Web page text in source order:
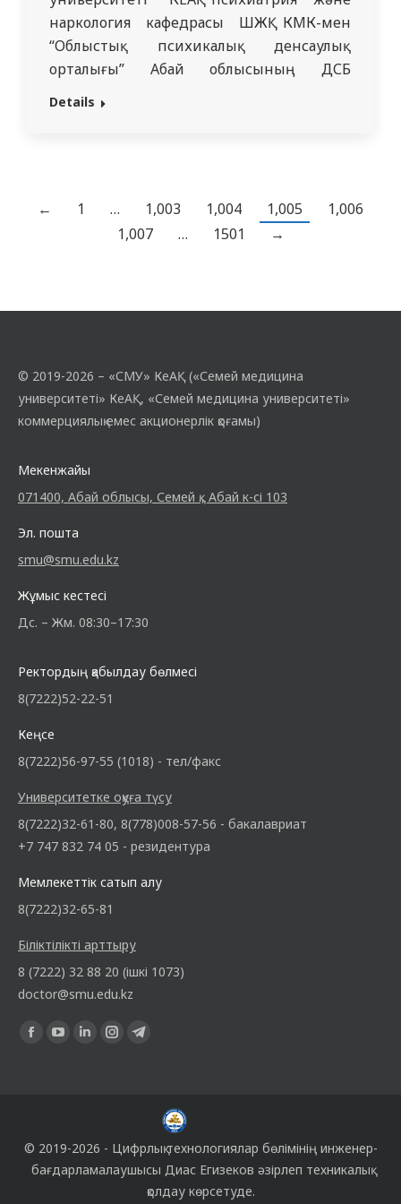
наркология кафедрасы ШЖҚ КМК-мен
“Облыстық психикалық денсаулық
орталығы” Абай облысының ДСБ
наркологиялық қызмет бөлімімен
Кездесу соңғы уақытта дәріхана
нашақорлардың назарына айналғанына
Details
← 1 … 1,003 1,004 1,005
1,006
1,007
… 1501 →
© 2019-2026 – «СМУ» КеАҚ («Семей медицина
университеті» КеАҚ, «Семей медицина университеті»
коммерциялық емес акционерлік қоғамы)
Мекенжайы
071400, Абай облысы, Семей қ., Абай к-сі 103
Эл. пошта
smu@smu.edu.kz
Жұмыс кестесі
Дс. – Жм. 08:30–17:30
Ректордың қабылдау бөлмесі
8(7222)52-22-51
Кеңсе
8(7222)56-97-55 (1018) - тел/факс
Университетке оқуға түсу
8(7222)32-61-80, 8(778)008-57-56 - бакалавриат
+7 747 832 74 05 - резидентура
Мемлекеттік сатып алу
8(7222)32-65-81
Біліктілікті арттыру
8 (7222) 32 88 20 (ішкі 1073)
doctor@smu.edu.kz
Find us on:
© 2019-2026 - Цифрлық технологиялар бөлімініңинженер-
бағдарламалаушысы Диас Егизеков әзірлеп техникалық
қолдау көрсетуде.